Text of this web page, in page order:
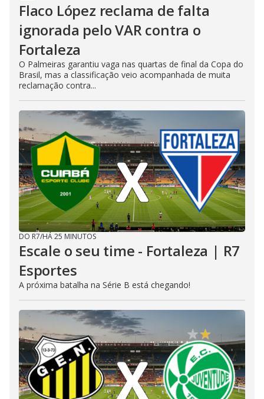
Flaco López reclama de falta
ignorada pelo VAR contra o
Fortaleza
O Palmeiras garantiu vaga nas quartas de final da Copa do
Brasil, mas a classificação veio acompanhada de muita
reclamação contra...
DO R7/HÁ 25 MINUTOS
Escale o seu time - Fortaleza | R7
Esportes
A próxima batalha na Série B está chegando!